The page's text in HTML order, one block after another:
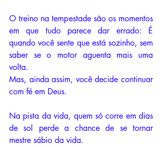
O treino na tempestade são os momentos
em que tudo parece dar errado: É
quando você sente que está sozinho, sem
saber se o motor aguenta mais uma
volta.
Mas, ainda assim, você decide continuar
com fé em Deus.
Na pista da vida, quem só corre em dias
de sol perde a chance de se tornar
mestre sábio da vida.